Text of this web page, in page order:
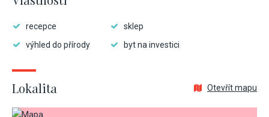
recepce
sklep
výhled do přírody
byt na investici
Lokalita Otevřít mapu